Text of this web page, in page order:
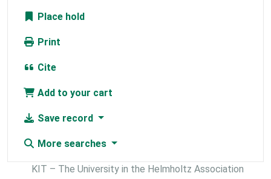
Place hold
Print
Cite
Add to your cart
Save record
More searches
KIT – The University in the Helmholtz Association